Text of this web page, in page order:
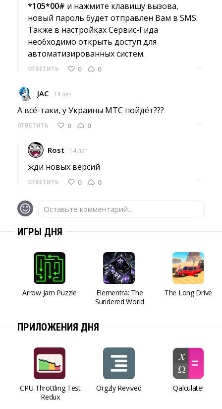
*105*00# и нажмите клавишу вызова,
новый пароль будет отправлен Вам в SMS.
Также в настройках Сервис-Гида
необходимо открыть доступ для
автоматизированных систем.
ОТВЕТИТЬ 0 0 ···
JAC 14 лет
А всё-таки, у Украины МТС пойдёт???
ОТВЕТИТЬ 0 0 ···
Rost 14 лет
жди новых версий
ОТВЕТИТЬ 0 0 ···
Оставьте комментарий...
ИГРЫ ДНЯ
Arrow Jam Puzzle
Elementra: The
Sundered World
The Long Drive
ПРИЛОЖЕНИЯ ДНЯ
CPU Throttling Test
Redux
Orgzly Revived Qalculate!